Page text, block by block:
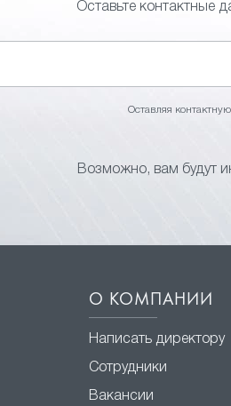
Оставьте контактные
Оставляя
Возможно, вам будут
О КОМПАНИИ
Написать директору
Сотрудники
Вакансии